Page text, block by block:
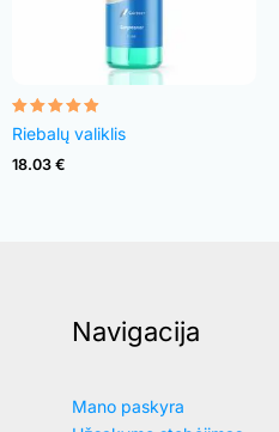
Įvertinimas:
4.82
iš 5
Riebalų valiklis
18.03 €
Navigacija
Mano paskyra